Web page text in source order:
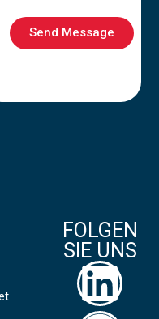
Send Message
FOLGEN
SIE UNS